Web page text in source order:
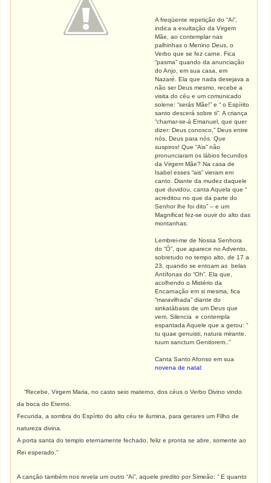
A freqüente repetição do “Ai”,
indica a exultação da Virgem
Mãe, ao contemplar nas
palhinhas o Menino Deus, o
Verbo que se fez carne. Fica
“pasma” quando da anunciação
do Anjo, em sua casa, em
Nazaré. Ela que nada desejava a
não ser Deus mesmo, recebe a
visita do céu e um comunicado
solene: “serás Mãe!” e “ o Espírito
santo descerá sobre ti”. A criança
“chamar-se-á Emanuel, que quer
dizer: Deus conosco,” Deus entre
nós, Deus para nós. Que
suspiros! Que “Ais” não
pronunciaram os lábios fecundos
da Virgem Mãe? Na casa de
Isabel esses “ais” vieram em
canto. Diante da mudez daquele
que duvidou, canta Aquela que “
acreditou no que da parte do
Senhor lhe foi dito” – e um
Magnificat fez-se ouvir do alto das
montanhas.
Lembrei-me de Nossa Senhora
do “Ó”, que aparece no Advento,
sobretudo no tempo alto, de 17 a
23, quando se entoam as belas
Antífonas do “Oh”. Ela que,
acolhendo o Mistério da
Encarnação em si mesma, fica
“maravilhada” diante do
sinkatábasis de um Deus que
vem. Silencia e contempla
espantada Aquele que a gerou: “
tu quae genuisti, natura mirante,
tuum sanctum Genitorem..”
Canta Santo Afonso em sua
novena de natal:
“Recebe, Virgem Maria, no casto seio materno, dos céus o Verbo Divino vindo
da boca do Eterno.
Fecunda, a sombra do Espírito do alto céu te ilumina, para gerares um Filho de
natureza divina.
A porta santa do templo eternamente fechado, feliz e pronta se abre, somente ao
Rei esperado.”
A canção também nos revela um outro “Ai”, aquele predito por Simeão: “ E quanto